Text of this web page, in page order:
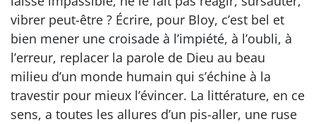
vibrer peut-être ? Écrire, pour Bloy, c’est bel et
bien mener une croisade à l’impiété, à l’oubli, à
l’erreur, replacer la parole de Dieu au beau
milieu d’un monde humain qui s’échine à la
travestir pour mieux l’évincer. La littérature, en ce
sens, a toutes les allures d’un pis-aller, une ruse